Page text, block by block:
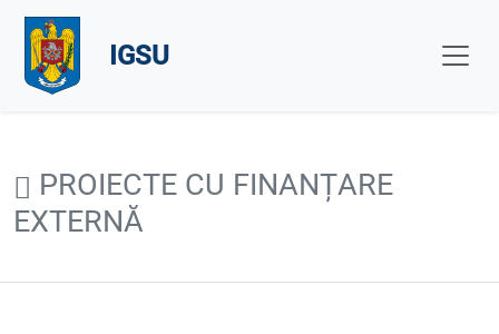
IGSU
PROIECTE CU FINANȚARE
EXTERNĂ